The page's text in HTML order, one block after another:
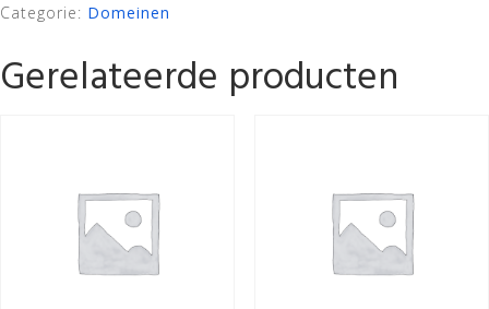
Categorie: Domeinen
Gerelateerde producten